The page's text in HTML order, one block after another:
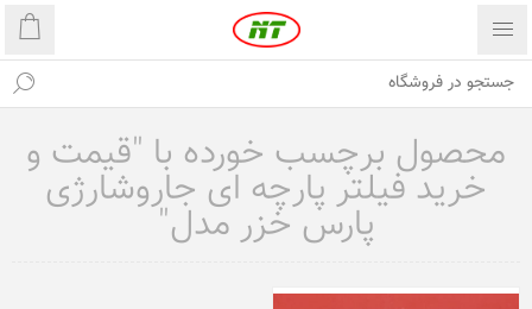
محصول برچسب خورده با "قیمت و
خرید فیلتر پارچه ای جاروشارژی
پارس خزر مدل"